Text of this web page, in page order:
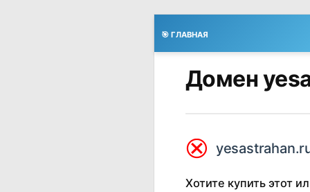
🎯 ГЛАВНАЯ
Домен
⮿
Хотите купить этот